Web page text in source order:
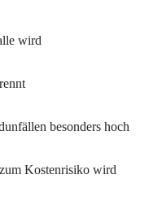
wird
besonders hoch
Kostenrisiko wird